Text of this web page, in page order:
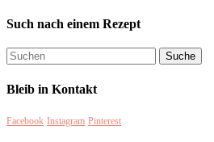
Such nach einem Rezept
Bleib in Kontakt
Facebook Instagram Pinterest